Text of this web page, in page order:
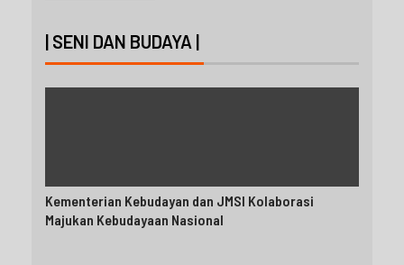
| SENI DAN BUDAYA |
Kementerian Kebudayan dan JMSI Kolaborasi
Majukan Kebudayaan Nasional